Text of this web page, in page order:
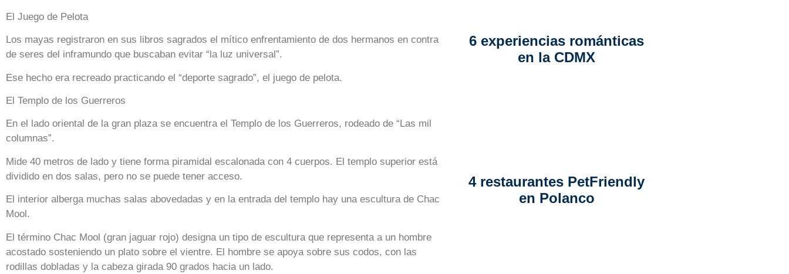
El Juego de Pelota
Los mayas registraron en sus libros sagrados el mítico enfrentamiento de dos hermanos en contra
de seres del inframundo que buscaban evitar “la luz universal”.
Ese hecho era recreado practicando el “deporte sagrado”, el juego de pelota.
El Templo de los Guerreros
En el lado oriental de la gran plaza se encuentra el Templo de los Guerreros, rodeado de “Las mil
columnas”.
Mide 40 metros de lado y tiene forma piramidal escalonada con 4 cuerpos. El templo superior está
dividido en dos salas, pero no se puede tener acceso.
El interior alberga muchas salas abovedadas y en la entrada del templo hay una escultura de Chac
Mool.
El término Chac Mool (gran jaguar rojo) designa un tipo de escultura que representa a un hombre
acostado sosteniendo un plato sobre el vientre. El hombre se apoya sobre sus codos, con las
rodillas dobladas y la cabeza girada 90 grados hacia un lado.
6 experiencias románticas
en la CDMX
4 restaurantes PetFriendly
en Polanco